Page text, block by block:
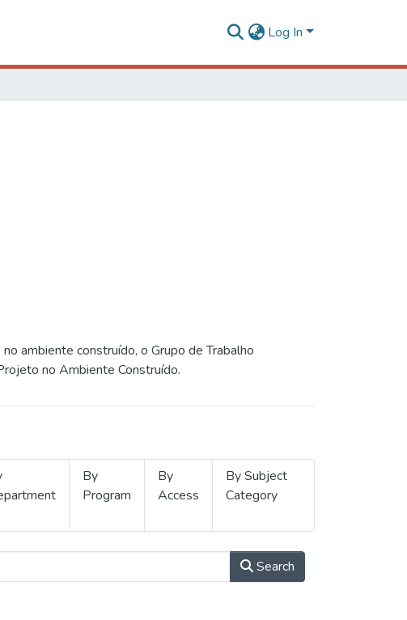
Log In
ambiente construído, o Grupo de Trabalho
no Ambiente Construído.
By
Program
By
Access
By Subject
Category
Search